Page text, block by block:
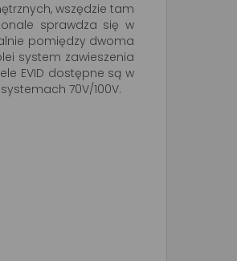
wszędzie tam
sprawdza się w
pomiędzy dwoma
system zawieszenia
EVID dostępne są w
70V/100V.